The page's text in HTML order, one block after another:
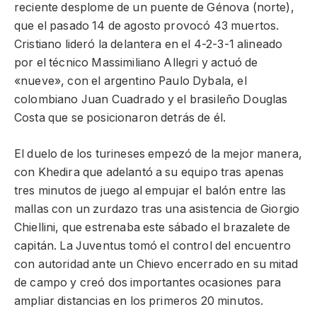
reciente desplome de un puente de Génova (norte),
que el pasado 14 de agosto provocó 43 muertos.
Cristiano lideró la delantera en el 4-2-3-1 alineado
por el técnico Massimiliano Allegri y actuó de
«nueve», con el argentino Paulo Dybala, el
colombiano Juan Cuadrado y el brasileño Douglas
Costa que se posicionaron detrás de él.
El duelo de los turineses empezó de la mejor manera,
con Khedira que adelantó a su equipo tras apenas
tres minutos de juego al empujar el balón entre las
mallas con un zurdazo tras una asistencia de Giorgio
Chiellini, que estrenaba este sábado el brazalete de
capitán. La Juventus tomó el control del encuentro
con autoridad ante un Chievo encerrado en su mitad
de campo y creó dos importantes ocasiones para
ampliar distancias en los primeros 20 minutos.